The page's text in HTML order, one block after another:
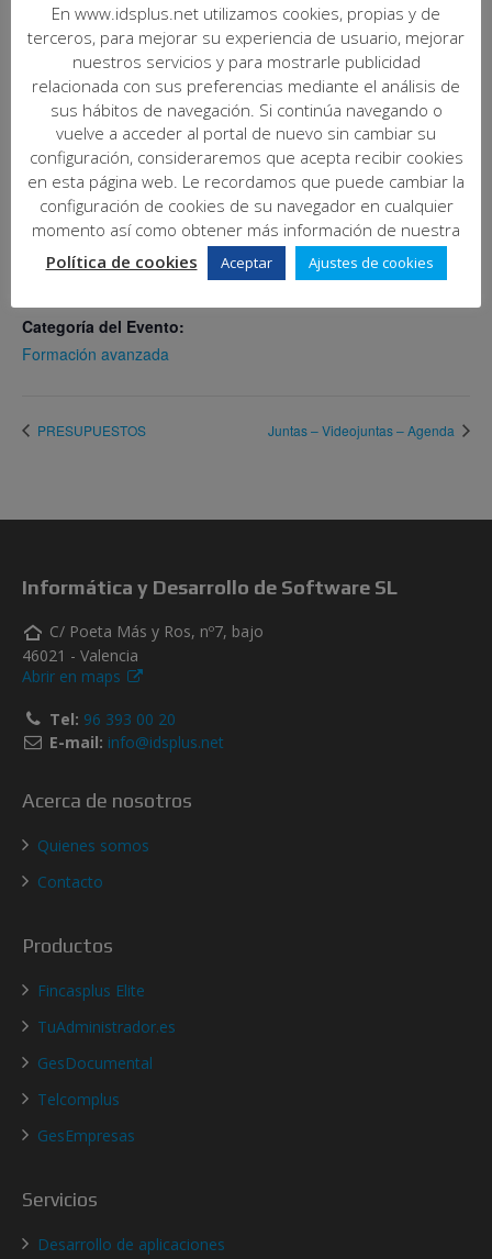
Añadir al calendario
DETALLES
Fecha:
junio 15, 2023
Hora:
Categoría del Evento:
Formación avanzada
PRESUPUESTOS Juntas – Videojuntas – Agenda
Informática y Desarrollo de Software SL
C/ Poeta Más y Ros, nº7, bajo
46021 - Valencia
Abrir en maps
Tel: 96 393 00 20
E-mail: info@idsplus.net
Acerca de nosotros
Quienes somos
Contacto
Productos
Fincasplus Elite
TuAdministrador.es
GesDocumental
Telcomplus
GesEmpresas
Servicios
Desarrollo de aplicaciones
En www.idsplus.net utilizamos cookies, propias y de
terceros, para mejorar su experiencia de usuario, mejorar
nuestros servicios y para mostrarle publicidad
relacionada con sus preferencias mediante el análisis de
sus hábitos de navegación. Si continúa navegando o
vuelve a acceder al portal de nuevo sin cambiar su
configuración, consideraremos que acepta recibir cookies
en esta página web. Le recordamos que puede cambiar la
configuración de cookies de su navegador en cualquier
momento así como obtener más información de nuestra
Política de cookies
Aceptar Ajustes de cookies